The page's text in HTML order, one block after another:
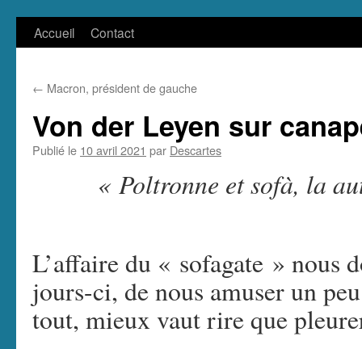
Aller
contenu
Accueil Contact
← Macron, président de gauche
Von der Leyen sur
Publié le 10 avril 2021 par Descartes
« Poltronne et sofà, la
L’affaire du « sofagate » nous
jours-ci, de nous amuser un
tout, mieux vaut rire que